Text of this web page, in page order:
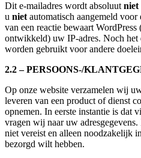
Dit e-mailadres wordt absoluut niet
u niet automatisch aangemeld
van een reactie bewaart WordPress
ontwikkeld) uw IP-adres. Noch het
worden gebruikt voor andere
2.2 – PERSOONS-/
Op onze website verzamelen wij
leveren van een product of dienst
opnemen. In eerste instantie is dat
vragen wij naar uw
niet vereist en alleen noodzakelijk
bezorgd wilt hebben.